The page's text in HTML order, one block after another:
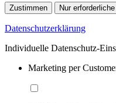
Zustimmen Nur erforderliche
Datenschutzerklärung
Individuelle Datenschutz-
Marketing per